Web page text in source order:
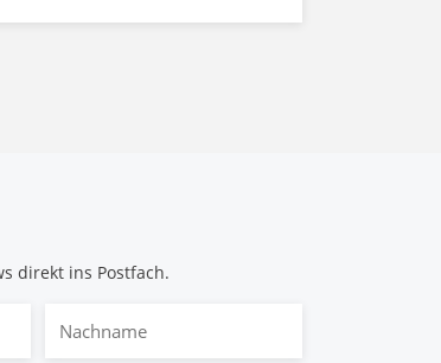
direkt ins Postfach.